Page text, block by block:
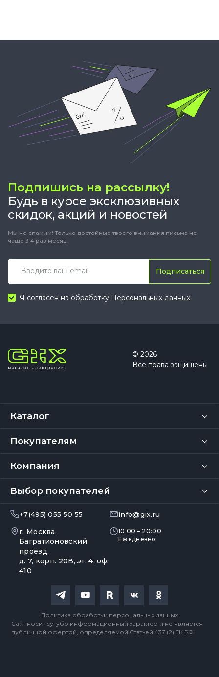
Подпишись на рассылку!
Будь в курсе эксклюзивных
скидок, акций и новостей
Мы не спамим! Только достойные твоего внимания письма не
чаще 3-4 раз месяц.
Подписаться
Я согласен на обработку Персональных данных
© 2026
Все права защищены
Каталог
Покупателям
Компания
Выбор покупателей
+7(495) 055 50 55
info@gix.ru
г. Москва,
Багратионовский
проезд,
д. 7, корп. 20В, эт. 4, оф.
410
10:00 – 20:00
Ежедневно
Сайт носит сугубо информационный характер и не является
публичной офертой, определяемой Статьей 437 (2) ГК РФ
Политика обработки персональных данных